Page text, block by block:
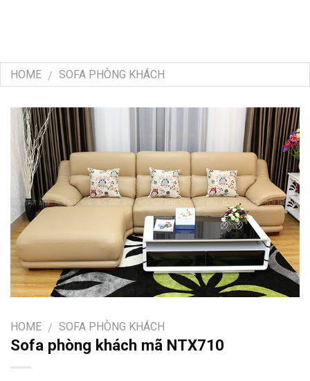
HOME / SOFA PHÒNG KHÁCH
HOME / SOFA PHÒNG KHÁCH
Sofa phòng khách mã NTX710